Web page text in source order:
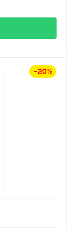
–20%